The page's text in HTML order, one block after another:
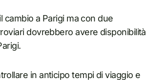
cambio a Parigi ma con due
dovrebbero avere disponibilità
in anticipo tempi di viaggio e